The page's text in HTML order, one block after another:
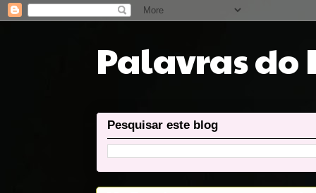
Palavras do
Pesquisar este blog